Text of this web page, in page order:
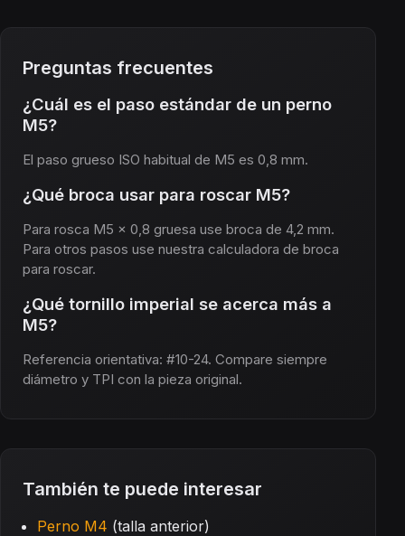
Preguntas frecuentes
¿Cuál es el paso estándar de un perno
M5?
El paso grueso ISO habitual de M5 es 0,8 mm.
¿Qué broca usar para roscar M5?
Para rosca M5 × 0,8 gruesa use broca de 4,2 mm.
Para otros pasos use nuestra calculadora de broca
para roscar.
¿Qué tornillo imperial se acerca más a
M5?
Referencia orientativa: #10-24. Compare siempre
diámetro y TPI con la pieza original.
También te puede interesar
Perno M4 (talla anterior)